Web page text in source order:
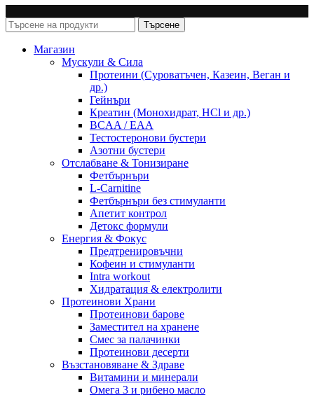
Търсене
Магазин
Мускули & Сила
Протеини (Суроватъчен, Казеин, Веган и
др.)
Гейнъри
Креатин (Монохидрат, HCl и др.)
BCAA / EAA
Тестостеронови бустери
Азотни бустери
Отслабване & Тонизиране
Фетбърнъри
L-Carnitine
Фетбърнъри без стимуланти
Апетит контрол
Детокс формули
Енергия & Фокус
Предтренировъчни
Кофеин и стимуланти
Intra workout
Хидратация & електролити
Протеинови Храни
Протеинови барове
Заместител на хранене
Смес за палачинки
Протеинови десерти
Възстановяване & Здраве
Витамини и минерали
Омега 3 и рибено масло